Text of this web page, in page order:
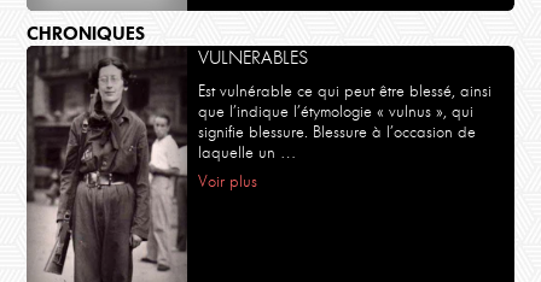
CHRONIQUES
VULNERABLES
Est vulnérable ce qui peut être blessé, ainsi
que l’indique l’étymologie « vulnus », qui
signifie blessure. Blessure à l’occasion de
laquelle un …
Voir plus